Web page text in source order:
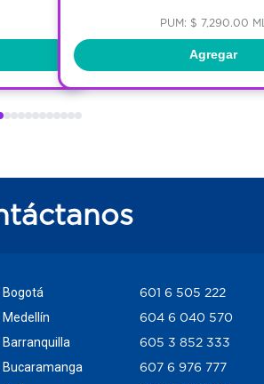
PUM: $ 7,290.00 ML
Agregar
Bogotá
Medellín
Barranquilla
Bucaramanga
601 6 505 222
604 6 040 570
605 3 852 333
607 6 976 777